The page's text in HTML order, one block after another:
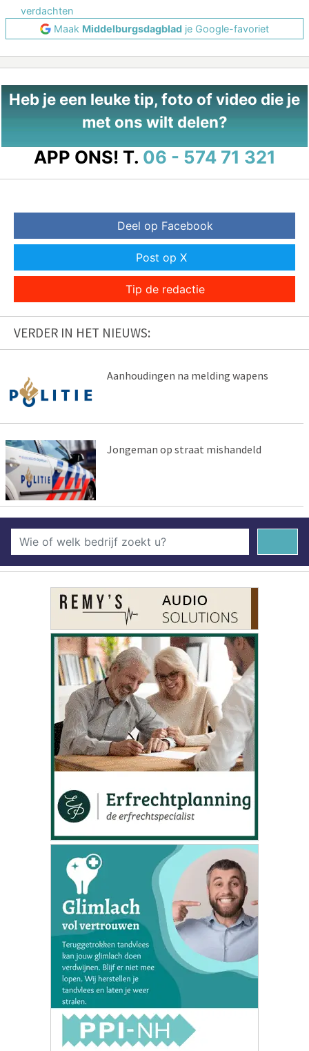
verdachten
Maak Middelburgsdagblad je Google-favoriet
Heb je een leuke tip, foto of video die je
met ons wilt delen?
APP ONS! T. 06 - 574 71 321
Deel op Facebook
Post op X
Tip de redactie
VERDER IN HET NIEUWS:
Aanhoudingen na melding wapens
Jongeman op straat mishandeld